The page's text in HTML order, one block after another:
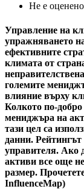
Не е оценено
Управление на
упражняването
ефективните
климата от
големите
влияние върху
Колкото по-
мениджъра на
тази цел са
данни.
управителя. Ако
активи все още
размер.
InfluenceMap)